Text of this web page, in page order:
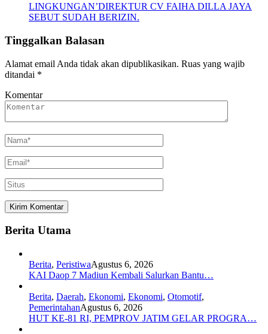
LINGKUNGAN’DIREKTUR CV FAIHA DILLA JAYA
SEBUT SUDAH BERIZIN.
Tinggalkan Balasan
Alamat email Anda tidak akan dipublikasikan. Ruas yang wajib
ditandai *
Komentar
Berita Utama
Berita, PeristiwaAgustus 6, 2026
KAI Daop 7 Madiun Kembali Salurkan Bantu…
Berita, Daerah, Ekonomi, Ekonomi, Otomotif,
PemerintahanAgustus 6, 2026
HUT KE-81 RI, PEMPROV JATIM GELAR PROGRA…